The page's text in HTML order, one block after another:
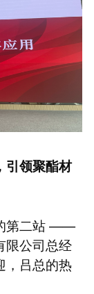
引领聚酯材
第二站 ——
限公司总经
，吕总的热